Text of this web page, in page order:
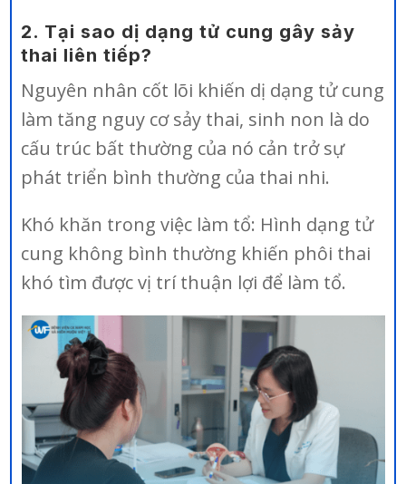
2. Tại sao dị dạng tử cung gây sảy
thai liên tiếp?
Nguyên nhân cốt lõi khiến dị dạng tử cung
làm tăng nguy cơ sảy thai, sinh non là do
cấu trúc bất thường của nó cản trở sự
phát triển bình thường của thai nhi.
Khó khăn trong việc làm tổ: Hình dạng tử
cung không bình thường khiến phôi thai
khó tìm được vị trí thuận lợi để làm tổ.